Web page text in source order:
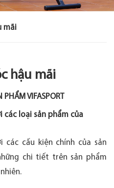
mãi
hậu mãi
VIFASPORT
các loại sản phẩm của
các cấu kiện chính của sản
chi tiết trên sản phẩm